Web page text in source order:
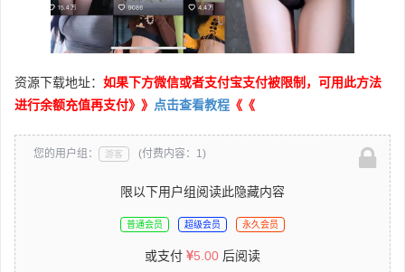
资源下载地址： 如果下方微信或者支付宝支付被限制，可用此方法
进行余额充值再支付》》 点击查看教程 《《
您的用户组： 游客 (付费内容：1)
限以下用户组阅读此隐藏内容
普通会员 超级会员 永久会员
或支付 5.00 后阅读